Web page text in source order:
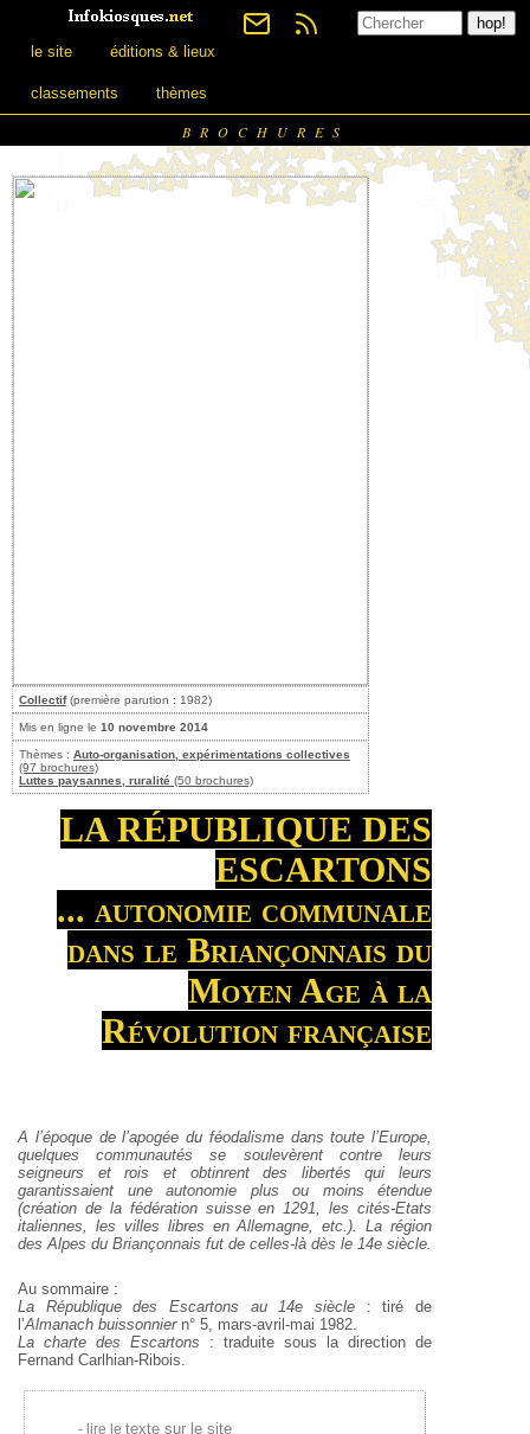
le site éditions & lieux
classements thèmes
BROCHURES
Collectif (première parution : 1982)
Mis en ligne le 10 novembre 2014
Thèmes : Auto-organisation, expérimentations collectives
(97 brochures)
Luttes paysannes, ruralité (50 brochures)
LA RÉPUBLIQUE DES
ESCARTONS
... autonomie communale
dans le Briançonnais du
Moyen Age à la
Révolution française
A l’époque de l’apogée du féodalisme dans toute l’Europe,
quelques communautés se soulevèrent contre leurs
seigneurs et rois et obtinrent des libertés qui leurs
garantissaient uneautonomie plus ou moins étendue
(création de la fédérationsuisse en 1291, les cités-Etats
italiennes, les villes libres en Allemagne, etc.). La région
des Alpes du Briançonnais fut de celles-là dès le 14e siècle.
Au sommaire :
La République des Escartons au 14e siècle : tiré de
l’Almanach buissonniern° 5, mars-avril-mai 1982.
La charte des Escartons : traduite sous la direction de
Fernand Carlhian-Ribois.
lire le texte sur le site